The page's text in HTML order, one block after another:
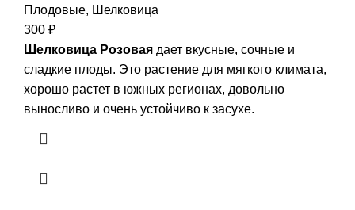
Плодовые, Шелковица
300 ₽
Шелковица Розовая дает вкусные, сочные и
сладкие плоды. Это растение для мягкого климата,
хорошо растет в южных регионах, довольно
выносливо и очень устойчиво к засухе.